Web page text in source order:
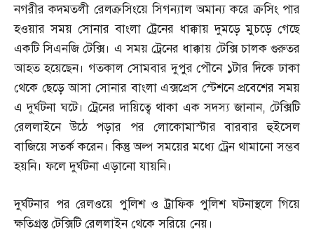
নগরীর কদমতলী রেলক্রসিংয়ে সিগন্যাল অমান্য করে ক্রসিং পার
হওয়ার সময় সোনার বাংলা ট্রেনের ধাক্কায় দুমড়ে মুচড়ে গেছে
একটি সিএনজি টেক্সি। এ সময় ট্রেনের ধাক্কায় টেক্সি চালক গুরুতর
আহত হয়েছেন। গতকাল সোমবার দুপুর পৌনে ১টার দিকে ঢাকা
থেকে ছেড়ে আসা সোনার বাংলা এক্সপ্রেস স্টেশনে প্রবেশের সময়
এ দুর্ঘটনা ঘটে। ট্রেনের দায়িত্বে থাকা এক সদস্য জানান,টেক্সিটি
রেললাইনে উঠে পড়ার পর লোকোমাস্টার বারবার হুইসেল
বাজিয়ে সতর্ক করেন। কিন্তু অল্প সময়ের মধ্যে ট্রেন থামানো সম্ভব
হয়নি। ফলে দুর্ঘটনা এড়ানো যায়নি।
দুর্ঘটনার পর রেলওয়ে পুলিশ ও ট্রাফিক পুলিশ ঘটনাস্থলে গিয়ে
ক্ষতিগ্রস্ত টেক্সিটি রেললাইন থেকে সরিয়ে নেয়।